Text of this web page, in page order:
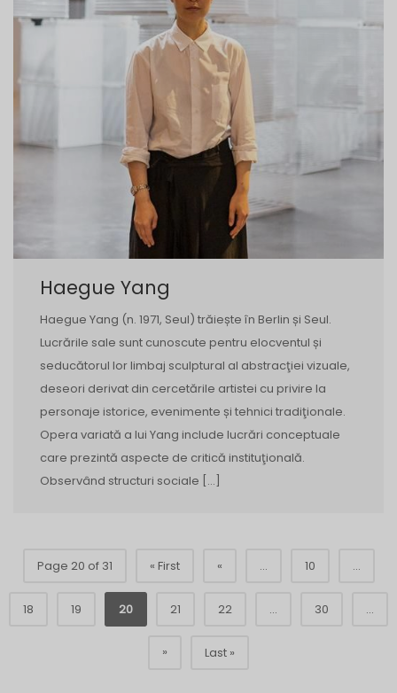
Haegue Yang
Haegue Yang (n. 1971, Seul) trăiește în Berlin și Seul.
Lucrările sale sunt cunoscute pentru elocventul și
seducătorul lor limbaj sculptural al abstracţiei vizuale,
deseori derivat din cercetările artistei cu privire la
personaje istorice, evenimente și tehnici tradiţionale.
Opera variată a lui Yang include lucrări conceptuale
care prezintă aspecte de critică instituţională.
Observând structuri sociale […]
Page 20 of 31 « First « ... 10 ...
18 19 20 21 22 ... 30 ...
» Last »